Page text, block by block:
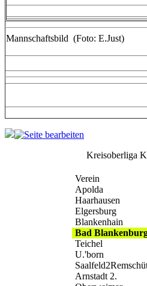
Mannschaftsbild (Foto: E.Just)
Kreisoberliga
Verein
Apolda
Haarhausen
Elgersburg
Blankenhain
Bad
Teichel
U.'born
Arnstadt 2.